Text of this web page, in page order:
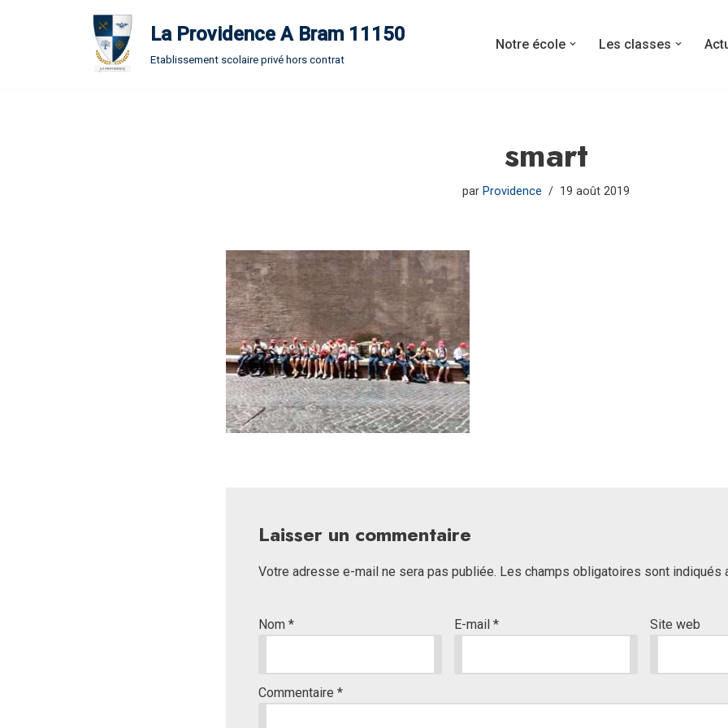
La Providence A Bram 11150
Etablissement scolaire privé hors contrat
Notre école Les classes
smart
par Providence 19 août 2019
Laisser un commentaire
Votre adresse e-mail ne sera pas publiée. Les champs obligatoires sont indiqués
Nom * E-mail * Site web
Commentaire *